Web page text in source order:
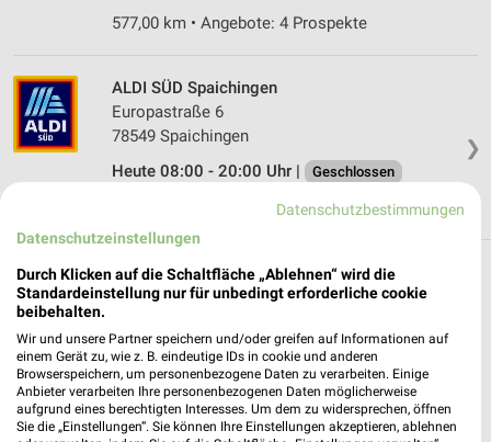
577,00 km • Angebote: 4 Prospekte
❯
ALDI SÜD Spaichingen
Europastraße 6
78549 Spaichingen
Heute 08:00 - 20:00 Uhr |
Geschlossen
594,83 km • Angebote: 6 Prospekte
Discounter Angebote und Prospekte für
Fridingen (Donau)
17 Prospekte
Thomas Philipps NORMA
Datenschutzbestimmungen
Datenschutzeinstellungen
Durch Klicken auf die Schaltfläche „Ablehnen“ wird die
Standardeinstellung nur für unbedingt erforderliche cookie
beibehalten.
Wir und unsere Partner speichern und/oder greifen auf Informationen auf
einem Gerät zu, wie z. B. eindeutige IDs in cookie und anderen
Browserspeichern, um personenbezogene Daten zu verarbeiten. Einige
Anbieter verarbeiten Ihre personenbezogenen Daten möglicherweise
aufgrund eines berechtigten Interesses. Um dem zu widersprechen, öffnen
Sie die „Einstellungen“. Sie können Ihre Einstellungen akzeptieren, ablehnen